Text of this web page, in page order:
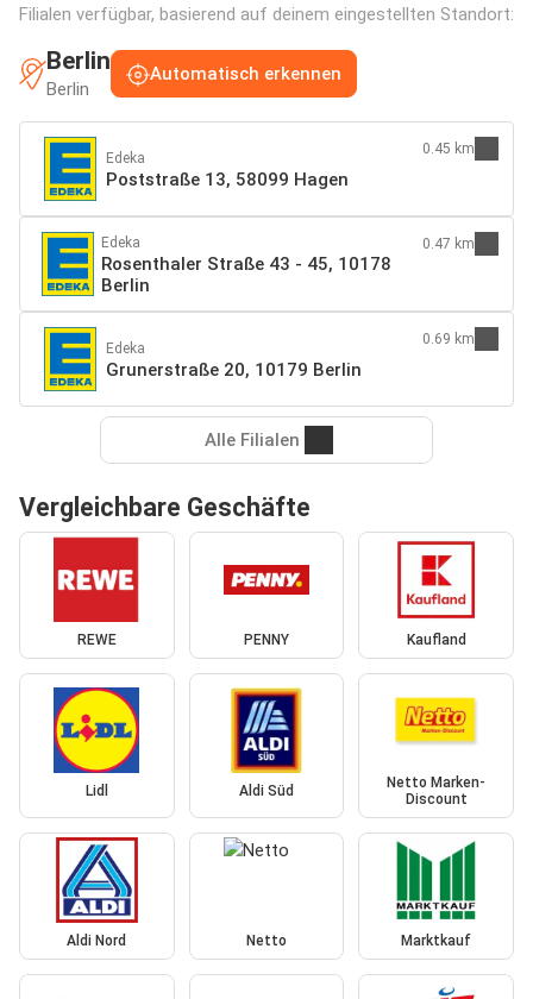
Filialen verfügbar, basierend auf deinem eingestellten Standort:
Berlin
Berlin
Automatisch erkennen
Edeka
Poststraße 13, 58099 Hagen
0.45 km
Edeka
Rosenthaler Straße 43 - 45, 10178
Berlin
0.47 km
Edeka
Grunerstraße 20, 10179 Berlin
0.69 km
Alle Filialen
Vergleichbare Geschäfte
REWE PENNY Kaufland
Lidl Aldi Süd
Netto Marken-
Discount
Aldi Nord Netto Marktkauf